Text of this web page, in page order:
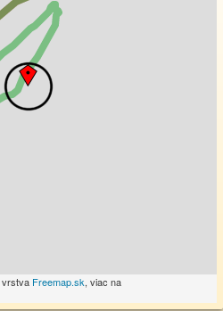
vrstva Freemap.sk, viac na